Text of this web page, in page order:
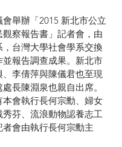
舉辦「2015 新北市公立
察報告書」記者會，由
台灣大學社會學系交換
報告調查成果。新北市
李倩萍與陳儀君也至現
長陳淵泉也親自出席。
本會執行長何宗勳、婦女
秀芬、流浪動物認養志工
會由執行長何宗勳主